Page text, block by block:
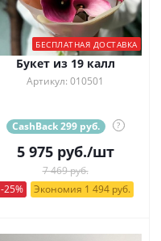
БЕСПЛАТНАЯ ДОСТАВКА
Букет из 19 калл
Артикул: 010501
CashBack 299 руб. ?
5 975руб./шт
7 469 руб.
-25%
Экономия 1 494 руб.